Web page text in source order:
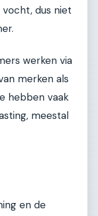
dus niet
werken via
merken als
hebben vaak
meestal
en de